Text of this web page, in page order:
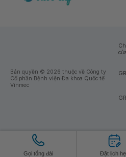
Gọi tổng đài Đặt lịch
Bản quyền © 2026 thuộc về Công ty
Cổ phần Bệnh viện Đa khoa Quốc tế
Vinmec